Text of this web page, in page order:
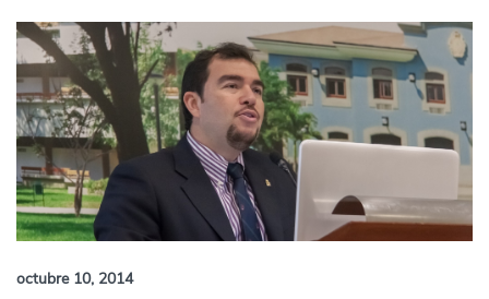
octubre 10, 2014